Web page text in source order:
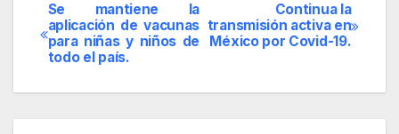
Navegación
de
entradas
Continua la
transmisión activa en
México por Covid-19.
Se mantiene la
aplicación de vacunas
para niñas y niños de
todo el país.